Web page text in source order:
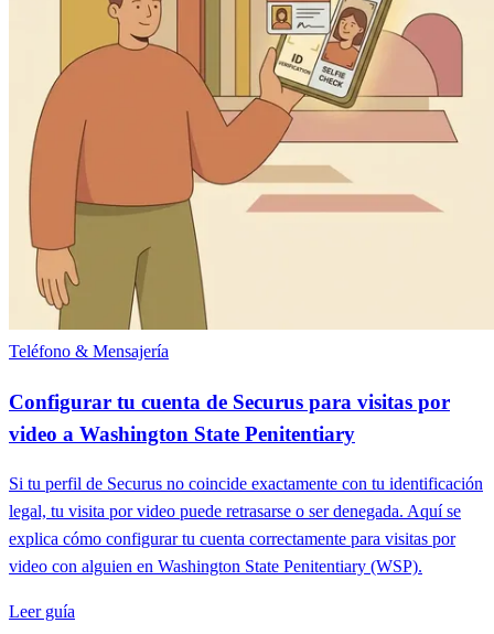
Teléfono & Mensajería
Configurar tu cuenta de Securus para visitas por
video a Washington State Penitentiary
Si tu perfil de Securus no coincide exactamente con tu identificación
legal, tu visita por video puede retrasarse o ser denegada. Aquí se
explica cómo configurar tu cuenta correctamente para visitas por
video con alguien en Washington State Penitentiary (WSP).
Leer guía